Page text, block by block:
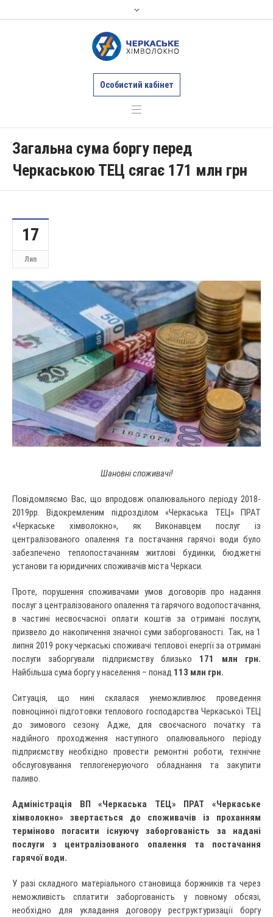
Особистий кабінет
Загальна сума боргу перед
Черкаською ТЕЦ сягає 171 млн грн
17
Лип
Шановні споживачі!
Повідомляємо Вас, що впродовж опалювального періоду 2018-
2019рр. Відокремленим підрозділом «Черкаська ТЕЦ» ПРАТ
«Черкаське хімволокно», як Виконавцем послуг із
централізованого опалення та постачання гарячої води було
забезпечено теплопостачанням житлові будинки, бюджетні
установи та юридичних споживачів міста Черкаси.
Проте, порушення споживачами умов договорів про надання
послуг з централізованого опалення та гарячого водопостачання,
в частині несвоєчасної оплати коштів за отримані послуги,
призвело до накопичення значної суми заборгованості. Так, на 1
липня 2019 року черкаські споживачі теплової енергії за отримані
послуги заборгували підприємству близько 171 млн грн.
Найбільша сума боргу у населення – понад 11 3 млн грн.
Ситуація, що нині склалася унеможливлює проведення
повноцінної підготовки теплового господарства Черкаської ТЕЦ
до зимового сезону. Адже, для своєчасного початку та
надійного проходження наступного опалювального періоду
підприємству необхідно провести ремонтні роботи, технічне
обслуговування теплогенеруючого обладнання та закупити
паливо.
Адміністрація ВП «Черкаська ТЕЦ» ПРАТ «Черкаське
хімволокно» звертається до споживачів із проханням
терміново погасити існуючу заборгованість за надані
послуги з централізованого опалення та постачання
гарячої води.
У разі складного матеріального становища боржників та через
неможливість сплатити заборгованість у повному обсязі,
необхідно для укладання договору реструктуризації боргу